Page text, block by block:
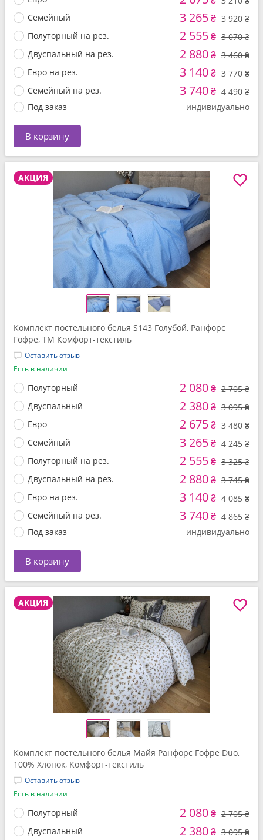
Семейный
3 265₴ 3 920 ₴
Полуторный на рез.
2 555₴ 3 070 ₴
Двуспальный на рез.
2 880₴ 3 460 ₴
Евро на рез.
3 140₴ 3 770 ₴
Семейный на рез.
3 740₴ 4 490 ₴
Под заказ
индивидуально
В корзину
АКЦИЯ
Комплект постельного белья S143 Голубой, Ранфорс
Гофре, ТМ Комфорт-текстиль
Оставить отзыв
Есть в наличии
Полуторный 2 080₴ 2 705 ₴
Двуспальный
2 380₴ 3 095 ₴
Евро
2 675₴ 3 480 ₴
Семейный
3 265₴ 4 245 ₴
Полуторный на рез.
2 555₴ 3 325 ₴
Двуспальный на рез.
2 880₴ 3 745 ₴
Евро на рез.
3 140₴ 4 085 ₴
Семейный на рез.
3 740₴ 4 865 ₴
Под заказ
индивидуально
В корзину
АКЦИЯ
Комплект постельного белья Майя Ранфорс Гофре Duo,
100% Хлопок, Комфорт-текстиль
Оставить отзыв
Есть в наличии
Полуторный 2 080₴ 2 705 ₴
Двуспальный
2 380₴ 3 095 ₴